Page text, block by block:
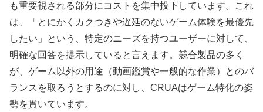
も重要視される部分にコストを集中投下しています。これ
は、「とにかくカクつきや遅延のないゲーム体験を最優先
したい」という、特定のニーズを持つユーザーに対して、
明確な回答を提示していると言えます。競合製品の多く
が、ゲーム以外の用途（動画鑑賞や一般的な作業）とのバ
ランスを取ろうとするのに対し、CRUAはゲーム特化の姿
勢を貫いています。